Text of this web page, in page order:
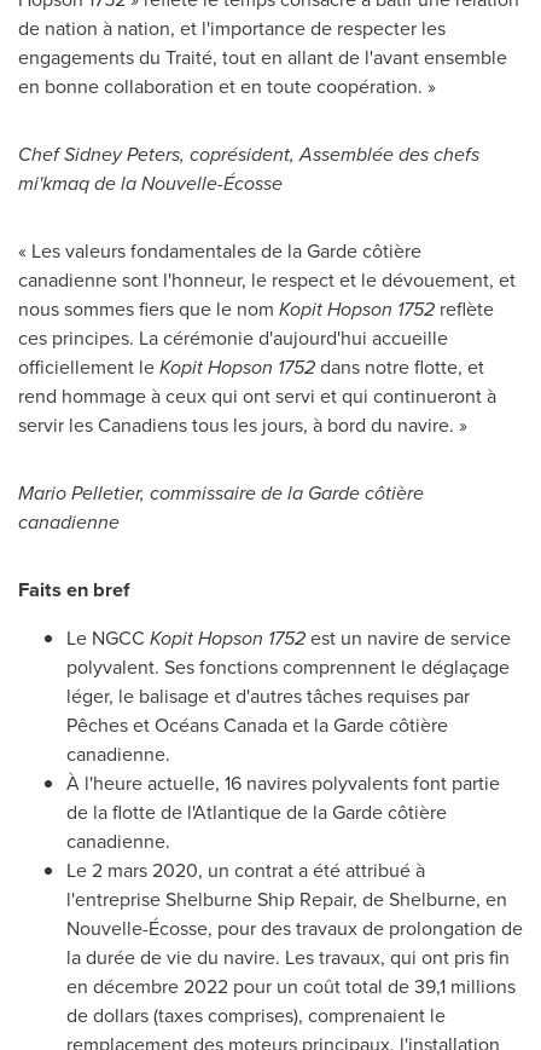
de nation à nation, et l'importance de respecter les
engagements du Traité, tout en allant de l'avant ensemble
en bonne collaboration et en toute coopération. »
ChefSidney Peters, coprésident, Assemblée des chefs
mi'kmaq de la Nouvelle-Écosse
« Les valeurs fondamentales de la Garde côtière
canadienne sont l'honneur, le respect et le dévouement, et
nous sommes fiers que le nom Kopit Hopson 1752 reflète
ces principes. La cérémonie d'aujourd'hui accueille
officiellement leKopit Hopson 1752dans notre flotte, et
rend hommage à ceux qui ont servi et qui continueront à
servir les Canadiens tous les jours, à bord du navire. »
Mario Pelletier, commissaire de la Garde côtière
canadienne
Faits en bref
Le NGCC Kopit Hopson 1752est un navire de service
polyvalent. Ses fonctions comprennent le déglaçage
léger, le balisage et d'autres tâches requises par
Pêches et Océans Canada et la Garde côtière
canadienne.
À l'heure actuelle, 16 navires polyvalents font partie
de la flotte de l'Atlantique de la Garde côtière
canadienne.
Le 2 mars 2020, un contrat a été attribué à
l'entreprise Shelburne Ship Repair, deShelburne, en
Nouvelle-Écosse, pour des travaux de prolongation de
la durée de vie du navire. Les travaux, qui ont pris fin
en décembre 2022 pour un coût total de 39,1 millions
de dollars (taxes comprises), comprenaient le
remplacement des moteurs principaux, l'installation